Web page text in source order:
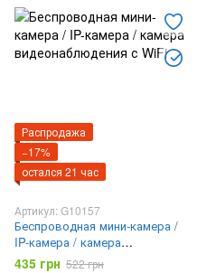
Распродажа
−17%
остался 21 час
Артикул: G10157
Беспроводная мини-камера /
IP-камера / камера
видеонаблюдения с WiFi
435 грн 522 грн